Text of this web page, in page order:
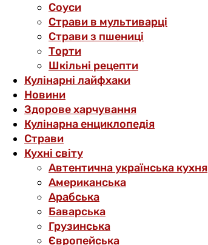
Соуси
Страви в мультиварці
Страви з пшениці
Торти
Шкільні рецепти
Кулінарні лайфхаки
Новини
Здорове харчування
Кулінарна енциклопедія
Страви
Кухні світу
Автентична українська кухня
Американська
Арабська
Баварська
Грузинська
Європейська